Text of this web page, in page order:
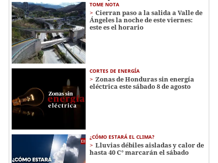
TOME NOTA
Cierran paso a la salida a Valle de
Ángeles la noche de este viernes:
este es el horario
CORTES DE ENERGÍA
Zonas de Honduras sin energía
eléctrica este sábado 8 de agosto
¿CÓMO ESTARÁ EL CLIMA?
Lluvias débiles aisladas y calor de
hasta 40 C° marcarán el sábado